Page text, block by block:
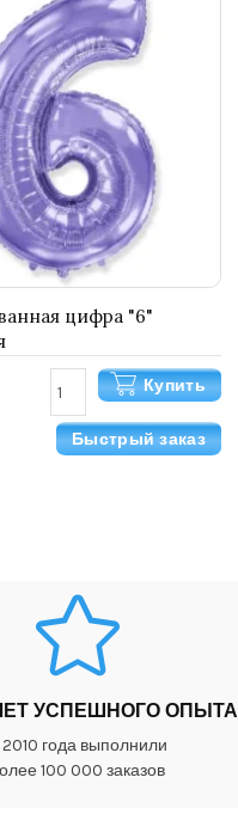
цифра "6"
Купить
Быстрый заказ
УСПЕШНОГО ОПЫТА
года выполнили
100 000 заказов